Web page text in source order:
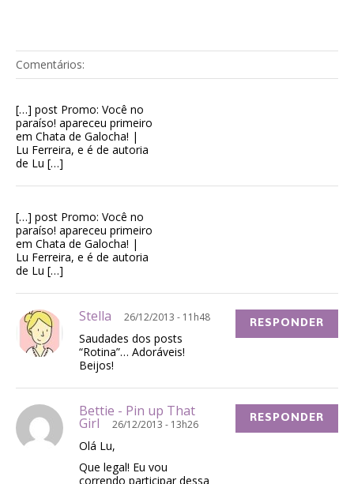
Comentários:
[…] post Promo: Você no
paraíso! apareceu primeiro
em Chata de Galocha! |
Lu Ferreira, e é de autoria
de Lu […]
[…] post Promo: Você no
paraíso! apareceu primeiro
em Chata de Galocha! |
Lu Ferreira, e é de autoria
de Lu […]
Stella 26/12/2013 - 11h48
Saudades dos posts
“Rotina”… Adoráveis!
Beijos!
RESPONDER
Bettie - Pin up That
Girl 26/12/2013 - 13h26
Olá Lu,
Que legal! Eu vou
correndo participar dessa
RESPONDER